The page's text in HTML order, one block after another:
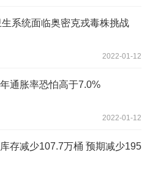
系统面临奥密克戎毒株挑战
2022-01-12
通胀率恐怕高于7.0%
2022-01-12
存减少107.7万桶 预期减少195